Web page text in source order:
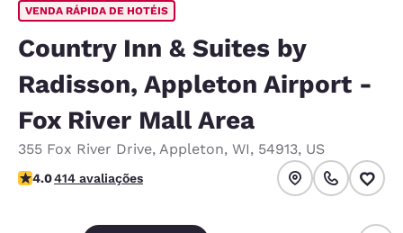
VENDA RÁPIDA DE HOTÉIS
Country Inn & Suites by
Radisson, Appleton Airport -
Fox River Mall Area
355 Fox River Drive, Appleton, WI, 54913, US
classificação 3.96 estrelas. Bom.
4.0414 avaliações